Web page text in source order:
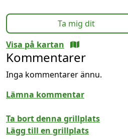
Ta mig dit
Visa på kartan
Kommentarer
Inga kommentarer ännu.
Lämna kommentar
Ta bort denna grillplats
Lägg till en grillplats